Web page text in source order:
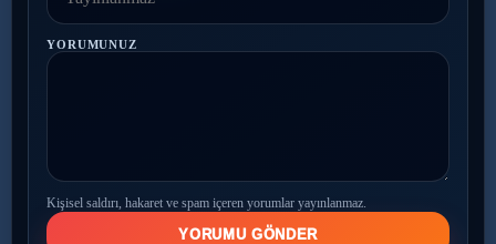
YORUMUNUZ
Kişisel saldırı, hakaret ve spam içeren yorumlar yayınlanmaz.
YORUMU GÖNDER